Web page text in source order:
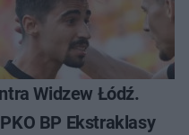
Widzew Łódź.
BP Ekstraklasy